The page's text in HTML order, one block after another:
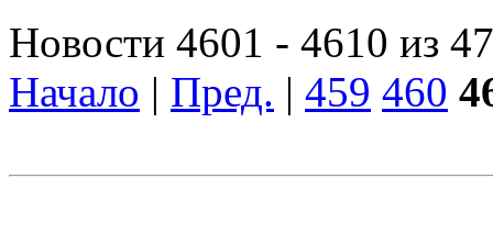
Новости 4601 - 4610 из
Начало | Пред. | 459 460